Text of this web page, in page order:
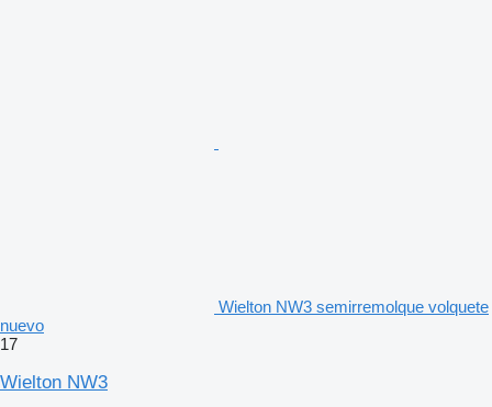
Wielton NW3 semirremolque volquete
nuevo
17
Wielton NW3